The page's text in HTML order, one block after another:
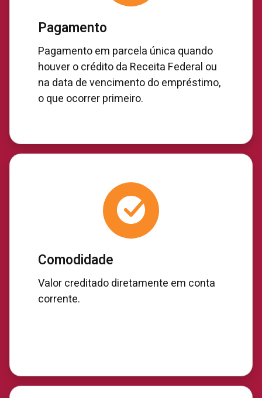
Pagamento
Pagamento em parcela única quando
houver o crédito da Receita Federal ou
na data de vencimento do empréstimo,
o que ocorrer primeiro.
Comodidade
Valor creditado diretamente em conta
corrente.